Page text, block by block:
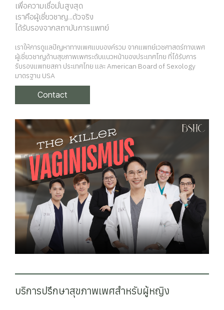
เพื่อความเชื่อมั่นสูงสุด
เราคือผู้เชี่ยวชาญ...ตัวจริง
ได้รับรองจากสถาบันการแพทย์
เราให้การดูแลปัญหาทางเพศแบบองค์รวม จากแพทย์เวชศาสตร์ทางเพศ
ผู้เชี่ยวชาญด้านสุขภาพเพศระดับแนวหน้าของประเทศไทย ที่ได้รับการ
รับรองแพทยสภา ประเทศไทย และ American Board of Sexology
มาตรฐาน USA
Contact
บริการปรึกษาสุขภาพเพศสำหรับผู้หญิง